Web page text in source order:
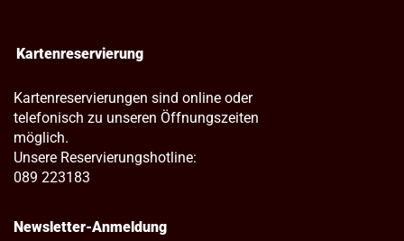
Kartenreservierung
Kartenreservierungen sind online oder
telefonisch zu unseren Öffnungszeiten
möglich.
Unsere Reservierungshotline:
089 223183
Newsletter-Anmeldung